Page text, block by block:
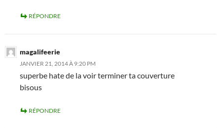
RÉPONDRE
magalifeerie
JANVIER 21, 2014 À 9:20 PM
superbe hate de la voir terminer ta couverture
bisous
RÉPONDRE